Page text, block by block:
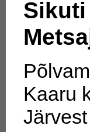
Sikuti
Kaaru